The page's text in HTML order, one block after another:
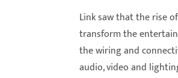
Link saw that the rise
transform the
the wiring and
audio, video and